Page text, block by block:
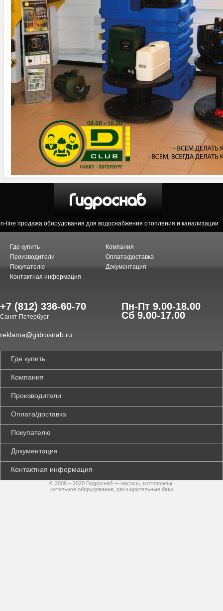
line продажа оборудования для водоснабжения отопления и канализации
Где купить
Компания
Производители
Оплата/доставка
Покупателю
Документация
Контактная информация
+7 (812) 336-60-70
Санкт-Петербург
Пн-Пт 9.00-18.00
Сб 9.00-17.00
reklama@gidrosnab.ru
Где купить
Компания
Производители
Оплата/доставка
Покупателю
Документация
Контактная информация
© 2008 – 2020 Гидроснаб — насосы, мотопомпы,
котельное оборудование, расширительные баки